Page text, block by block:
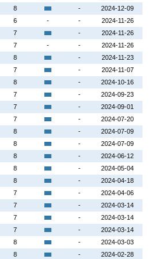
8 -
2024-12-09
6 - -
2024-11-26
7 -
2024-11-26
7 - -
2024-11-26
8 -
2024-11-23
7 -
2024-11-07
8 -
2024-10-16
7 -
2024-09-23
7 -
2024-09-01
7 -
2024-07-20
8 -
2024-07-09
8 -
2024-07-09
8 -
2024-06-12
8 -
2024-05-04
8 -
2024-04-18
7 -
2024-04-06
7 -
2024-03-14
7 -
2024-03-14
7 -
2024-03-14
8 -
2024-03-03
8 -
2024-02-28